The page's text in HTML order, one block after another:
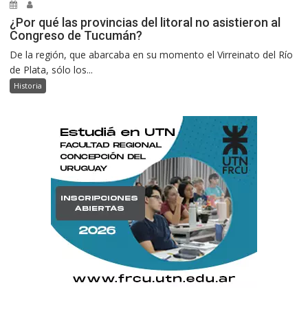
¿Por qué las provincias del litoral no asistieron al
Congreso de Tucumán?
De la región, que abarcaba en su momento el Virreinato del Río
de Plata, sólo los...
Historia